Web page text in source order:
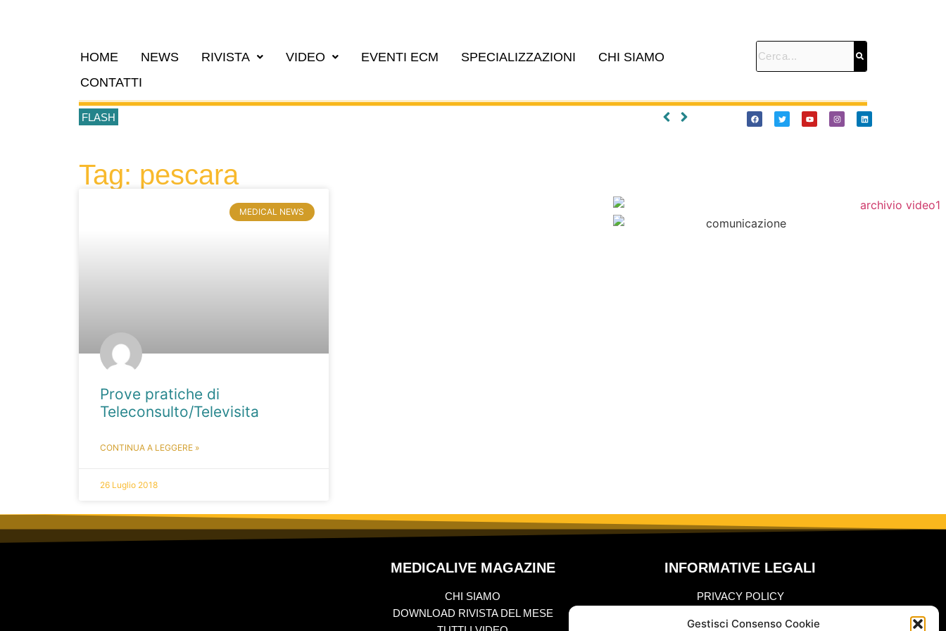
Gestisci Consenso Cookie
HOME NEWS RIVISTA VIDEO EVENTI ECM SPECIALIZZAZIONI
CHI SIAMO
CONTATTI
FLASH
Tag: pescara
MEDICAL NEWS
Prove pratiche di
Teleconsulto/Televisita
CONTINUA A LEGGERE »
26 Luglio 2018
MEDICALIVE MAGAZINE
CHI SIAMO
DOWNLOAD RIVISTA DEL MESE
INFORMATIVE LEGALI
PRIVACY POLICY